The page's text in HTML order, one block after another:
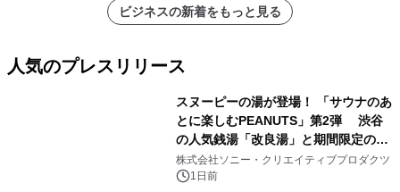
ビジネスの新着をもっと見る
人気のプレスリリース
スヌーピーの湯が登場！ 「サウナのあ
とに楽しむPEANUTS」第2弾 渋谷
の人気銭湯「改良湯」と期間限定のコ
ラボレーション サウナイキタイコラ
ボグッズも発売決定！
株式会社ソニー・クリエイティブプロダクツ
1日前